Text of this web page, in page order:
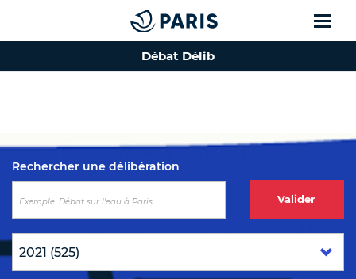
Top of the page
Débat Délib
Rechercher une délibération
Valider